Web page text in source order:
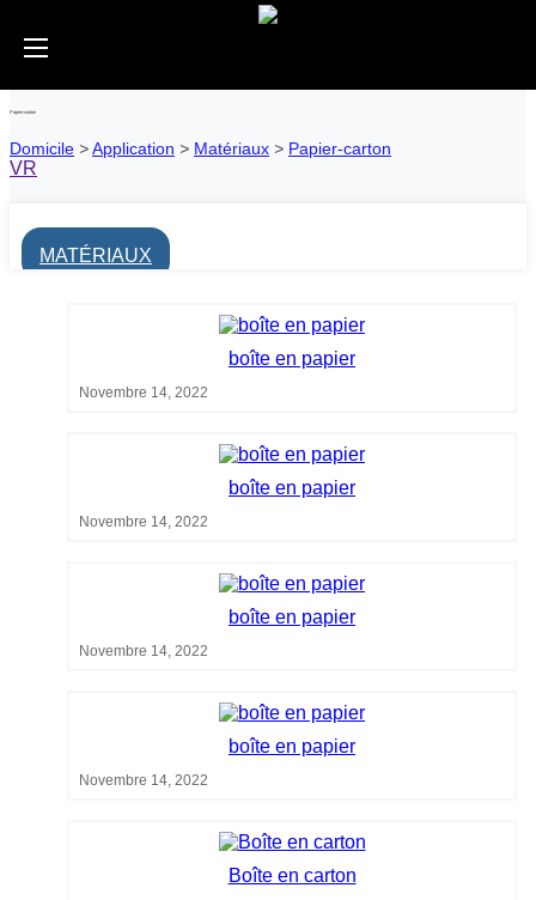
Papier-carton
Domicile >Application > Matériaux > Papier-carton
VR
MATÉRIAUX
boîte en papier
Novembre 14, 2022
boîte en papier
Novembre 14, 2022
boîte en papier
Novembre 14, 2022
boîte en papier
Novembre 14, 2022
Boîte en carton